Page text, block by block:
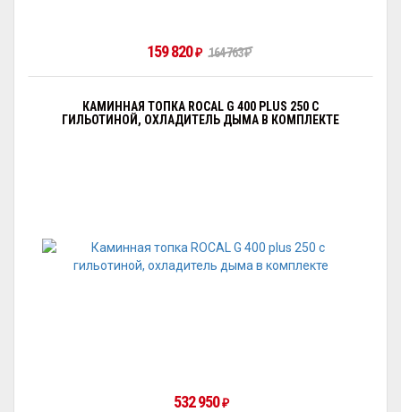
159 820₽ 164 763₽
КАМИННАЯ ТОПКА ROCAL G 400 PLUS 250 С
ГИЛЬОТИНОЙ, ОХЛАДИТЕЛЬ ДЫМА В КОМПЛЕКТЕ
532 950₽